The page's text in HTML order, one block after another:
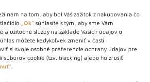
nám na tom, aby bol Váš zážitok z nakupovania čo
„Ok“ súhlasíte s tým, aby sme Vám
a užitočné služby na základe Vašich údajov o
môžete kedykoľvek zmeniť v časti
si svoje osobné preferencie ochrany údajov pre
súborov cookie (tzv. tracking) alebo ho zrušiť
a destilátmi od roku 2010. Na našej
viac ako 1000+ značkových